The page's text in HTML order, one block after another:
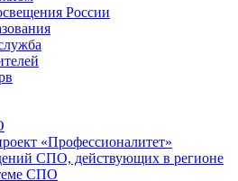
России
«Профессионалитет»
СПО, действующих в регионе
СПО